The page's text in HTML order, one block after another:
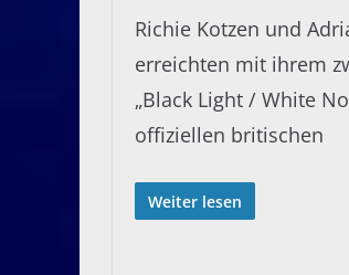
Richie Kotzen und
erreichten mit ihrem
„Black Light / White
offiziellen britischen
Weiter lesen